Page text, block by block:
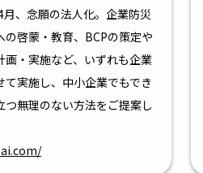
、念願の法人化。企業防災
啓蒙・教育、BCPの策定や
・実施など、いずれも企業
実施し、中小企業でもでき
無理のない方法をご提案し